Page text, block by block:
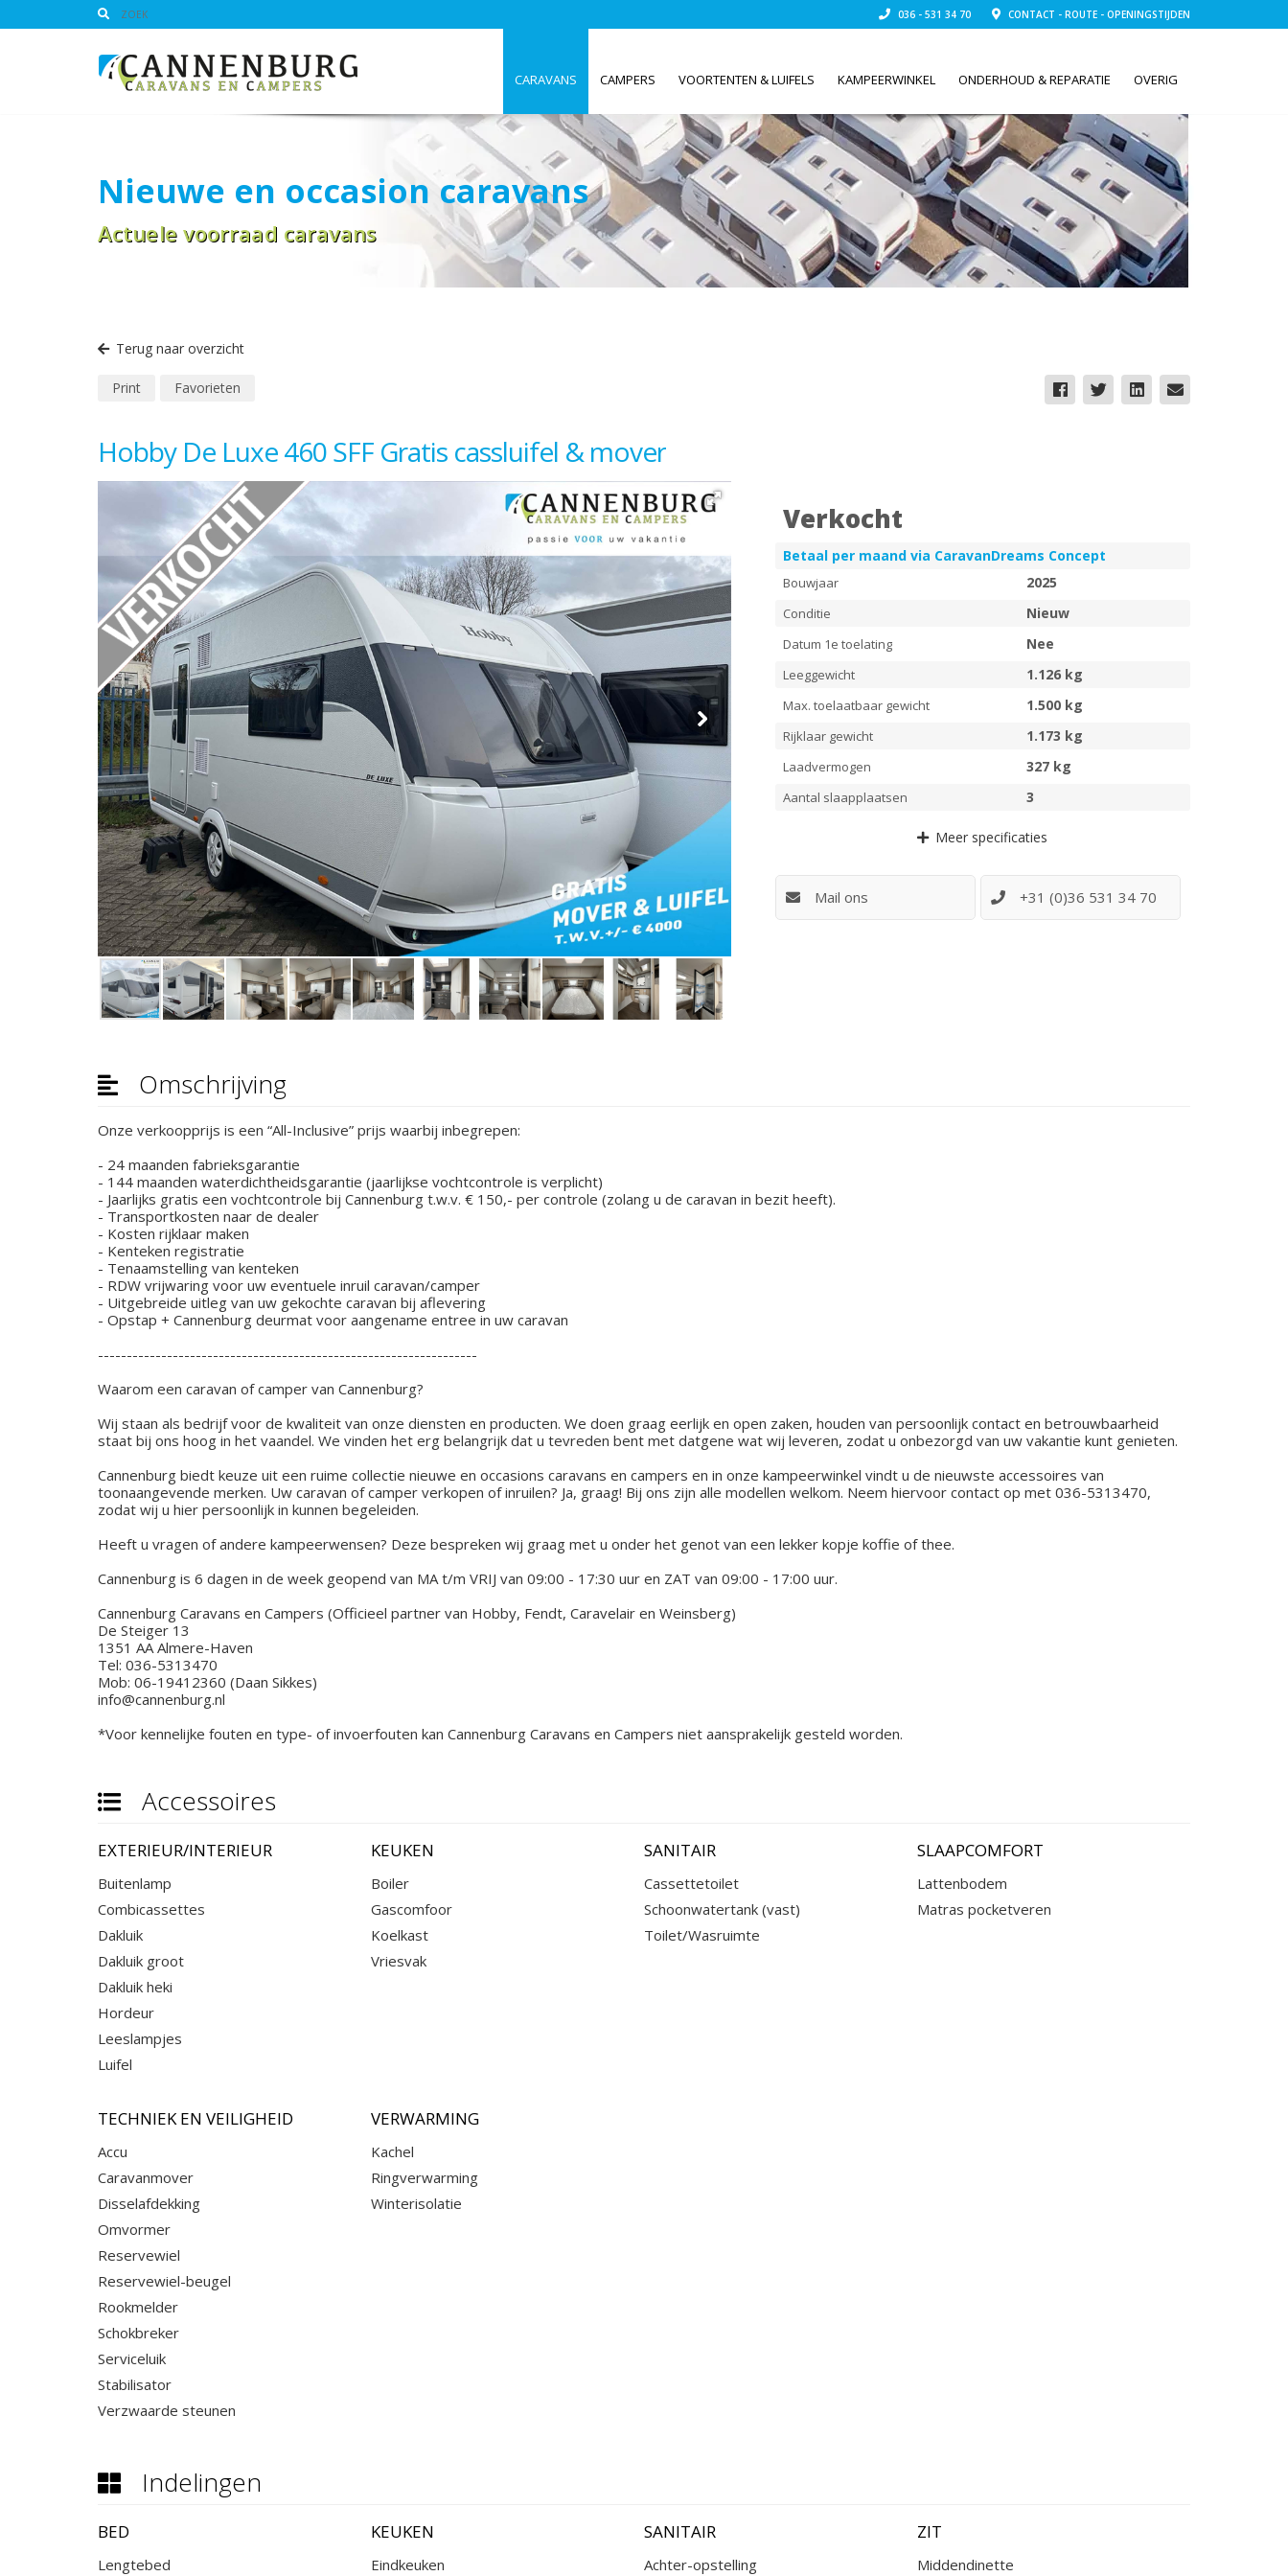
036 - 531 34 70 CONTACT - ROUTE - OPENINGSTIJDEN
CARAVANS CAMPERS VOORTENTEN & LUIFELS KAMPEERWINKEL ONDERHOUD & REPARATIE OVERIG
Nieuwe en occasion caravans
Actuele voorraad caravans
Terug naar overzicht
Print Favorieten
Hobby De Luxe 460 SFF Gratis cassluifel & mover
Verkocht
Betaal per maand via CaravanDreams Concept
Bouwjaar 2025
Conditie Nieuw
Datum 1e toelating Nee
Leeggewicht 1.126 kg
Max. toelaatbaar gewicht 1.500 kg
Rijklaar gewicht 1.173 kg
Laadvermogen 327 kg
Aantal slaapplaatsen 3
Meer specificaties
Mail ons +31 (0)36 531 34 70
Omschrijving
Onze verkoopprijs is een “All-Inclusive” prijs waarbij inbegrepen:
- 24 maanden fabrieksgarantie
- 144 maanden waterdichtheidsgarantie (jaarlijkse vochtcontrole is verplicht)
- Jaarlijks gratis een vochtcontrole bij Cannenburg t.w.v. € 150,- per controle (zolang u de caravan in bezit heeft).
- Transportkosten naar de dealer
- Kosten rijklaar maken
- Kenteken registratie
- Tenaamstelling van kenteken
- RDW vrijwaring voor uw eventuele inruil caravan/camper
- Uitgebreide uitleg van uw gekochte caravan bij aflevering
- Opstap + Cannenburg deurmat voor aangename entree in uw caravan
------------------------------------------------------------------
Waarom een caravan of camper van Cannenburg?
Wij staan als bedrijf voor de kwaliteit van onze diensten en producten. We doen graag eerlijk en open zaken, houden van persoonlijk contact en betrouwbaarheid
staat bij ons hoog in het vaandel. We vinden het erg belangrijk dat u tevreden bent met datgene wat wij leveren, zodat u onbezorgd van uw vakantie kunt genieten.
Cannenburg biedt keuze uit een ruime collectie nieuwe en occasions caravans en campers en in onze kampeerwinkel vindt u de nieuwste accessoires van
toonaangevende merken. Uw caravan of camper verkopen of inruilen? Ja, graag! Bij ons zijn alle modellen welkom. Neem hiervoor contact op met 036-5313470,
zodat wij u hier persoonlijk in kunnen begeleiden.
Heeft u vragen of andere kampeerwensen? Deze bespreken wij graag met u onder het genot van een lekker kopje koffie of thee.
Cannenburg is 6 dagen in de week geopend van MA t/m VRIJ van 09:00 - 17:30 uur en ZAT van 09:00 - 17:00 uur.
Cannenburg Caravans en Campers (Officieel partner van Hobby, Fendt, Caravelair en Weinsberg)
De Steiger 13
1351 AA Almere-Haven
Tel: 036-5313470
Mob: 06-19412360 (Daan Sikkes)
info@cannenburg.nl
*Voor kennelijke fouten en type- of invoerfouten kan Cannenburg Caravans en Campers niet aansprakelijk gesteld worden.
Accessoires
EXTERIEUR/INTERIEUR
Buitenlamp
Combicassettes
Dakluik
Dakluik groot
Dakluik heki
Hordeur
Leeslampjes
Luifel
KEUKEN
Boiler
Gascomfoor
Koelkast
Vriesvak
SANITAIR
Cassettetoilet
Schoonwatertank (vast)
Toilet/Wasruimte
SLAAPCOMFORT
Lattenbodem
Matras pocketveren
TECHNIEK EN VEILIGHEID
Accu
Caravanmover
Disselafdekking
Omvormer
Reservewiel
Reservewiel-beugel
Rookmelder
Schokbreker
Serviceluik
Stabilisator
Verzwaarde steunen
VERWARMING
Kachel
Ringverwarming
Winterisolatie
Indelingen
BED
Lengtebed
KEUKEN
Eindkeuken
SANITAIR
Achter-opstelling
ZIT
Middendinette